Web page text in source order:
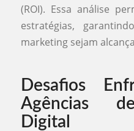
(ROI). Essa análise
estratégias,
marketing sejam
Desafios
Agências
Digital